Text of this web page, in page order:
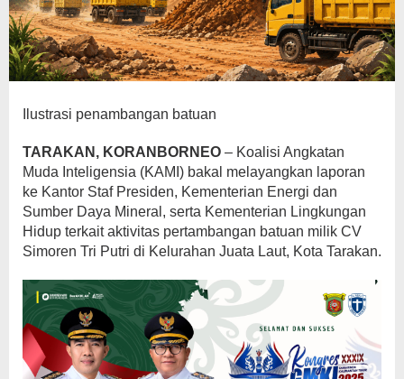
Ilustrasi penambangan batuan
TARAKAN, KORANBORNEO – Koalisi Angkatan
Muda Inteligensia (KAMI) bakal melayangkan laporan
ke Kantor Staf Presiden, Kementerian Energi dan
Sumber Daya Mineral, serta Kementerian Lingkungan
Hidup terkait aktivitas pertambangan batuan milik CV
Simoren Tri Putri di Kelurahan Juata Laut, Kota Tarakan.